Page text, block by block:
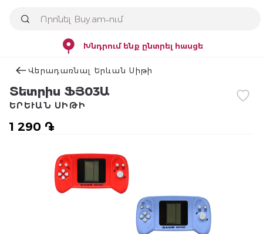
Խնդրում ենք ընտրել հասցե
Վերադառնալ Երևան Սիթի
Տետրիս ՖՅ03Ա
1 290 ֏
ԵՐԵՒԱՆ ՍԻԹԻ